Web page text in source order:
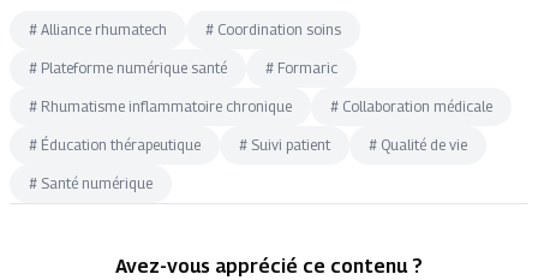
# Alliance rhumatech # Coordination soins
# Plateforme numérique santé # Formaric
# Rhumatisme inflammatoire chronique # Collaboration médicale
# Éducation thérapeutique # Suivi patient # Qualité de vie
# Santé numérique
Avez-vous apprécié ce contenu ?